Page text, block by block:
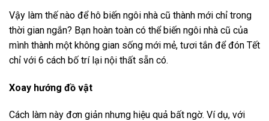
Vậy làm thế nào để hô biến ngôi nhà cũ thành mới chỉ trong
thời gian ngắn? Bạn hoàn toàn có thể biến ngôi nhà cũ của
mình thành một không gian sống mới mẻ, tươi tắn để đón Tết
chỉ với 6 cách bố trí lại nội thất sẵn có.
Xoay hướng đồ vật
Cách làm này đơn giản nhưng hiệu quả bất ngờ. Ví dụ, với